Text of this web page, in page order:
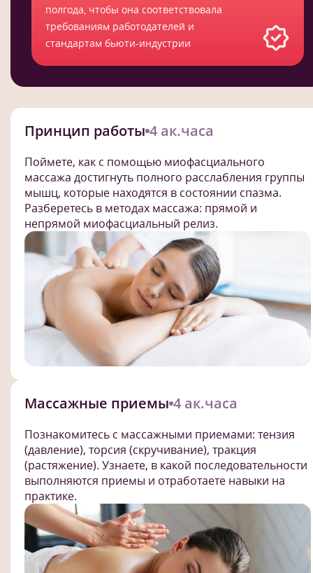
полгода, чтобы она соответствовала
требованиям работодателей и
стандартам бьюти-индустрии
Принцип работы 4 ак.часа
Поймете, как с помощью миофасциального
массажа достигнуть полного расслабления группы
мышц, которые находятся в состоянии спазма.
Разберетесь в методах массажа: прямой и
непрямой миофасциальный релиз.
Массажные приемы 4 ак.часа
Познакомитесь с массажными приемами: тензия
(давление), торсия (скручивание), тракция
(растяжение). Узнаете, в какой последовательности
выполняются приемы и отработаете навыки на
практике.